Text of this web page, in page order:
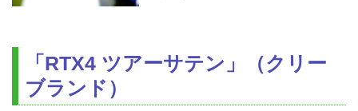
「RTX4 ツアーサテン」（クリー
ブランド）